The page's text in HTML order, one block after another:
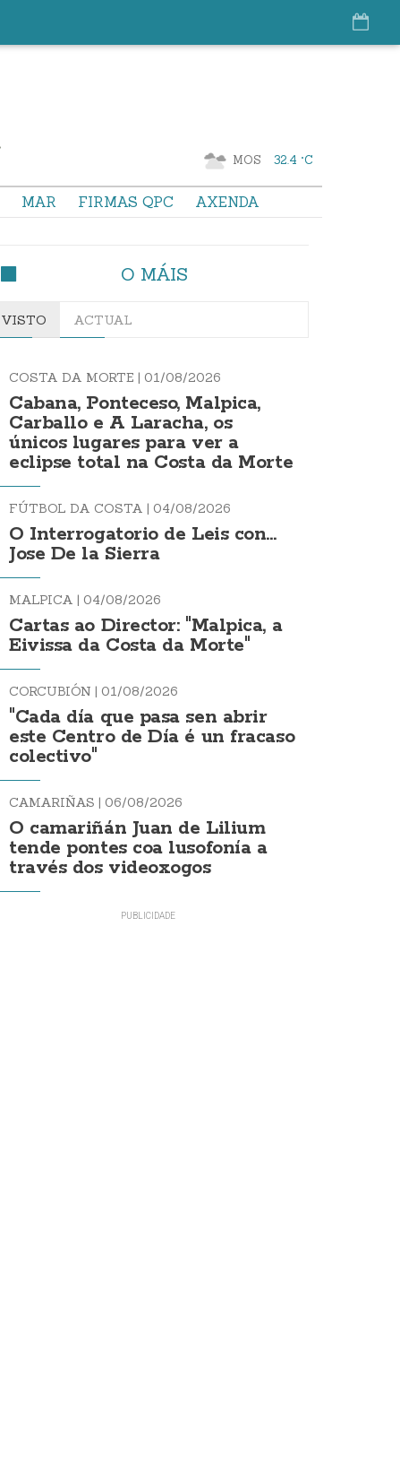
MOS 32.4 °C
MAR FIRMAS QPC AXENDA
O MÁIS
VISTO ACTUAL
COSTA DA MORTE | 01/08/2026
Cabana, Ponteceso, Malpica,
Carballo e A Laracha, os
únicos lugares para ver a
eclipse total na Costa da Morte
FÚTBOL DA COSTA | 04/08/2026
O Interrogatorio de Leis con...
Jose De la Sierra
MALPICA | 04/08/2026
Cartas ao Director: "Malpica, a
Eivissa da Costa da Morte"
CORCUBIÓN | 01/08/2026
"Cada día que pasa sen abrir
este Centro de Día é un fracaso
colectivo"
CAMARIÑAS | 06/08/2026
O camariñán Juan de Lilium
tende pontes coa lusofonía a
través dos videoxogos